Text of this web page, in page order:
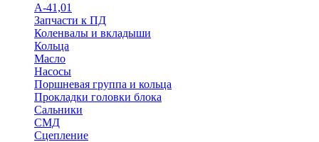
А-41,01
Запчасти к ПД
Коленвалы и вкладыши
Кольца
Масло
Насосы
Поршневая группа и кольца
Прокладки головки блока
Сальники
СМД
Сцепление